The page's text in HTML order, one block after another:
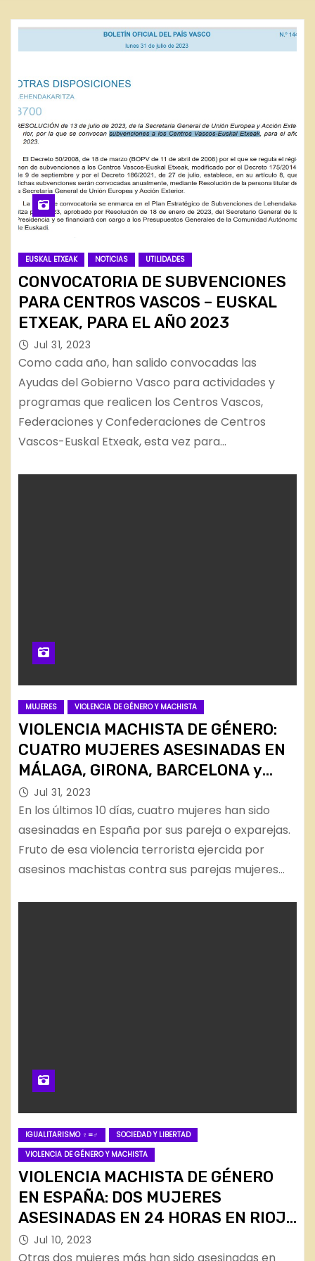
EUSKAL ETXEAK NOTICIAS UTILIDADES
CONVOCATORIA DE SUBVENCIONES
PARA CENTROS VASCOS – EUSKAL
ETXEAK, PARA EL AÑO 2023
Jul 31, 2023
Como cada año, han salido convocadas las
Ayudas del Gobierno Vasco para actividades y
programas que realicen los Centros Vascos,
Federaciones y Confederaciones de Centros
Vascos-Euskal Etxeak, esta vez para…
MUJERES VIOLENCIA DE GÉNERO Y MACHISTA
VIOLENCIA MACHISTA DE GÉNERO:
CUATRO MUJERES ASESINADAS EN
MÁLAGA, GIRONA, BARCELONA y
SEVILLA
Jul 31, 2023
En los últimos 10 días, cuatro mujeres han sido
asesinadas en España por sus pareja o exparejas.
Fruto de esa violencia terrorista ejercida por
asesinos machistas contra sus parejas mujeres…
IGUALITARISMO ♀=♂
SOCIEDAD Y LIBERTAD
VIOLENCIA DE GÉNERO Y MACHISTA
VIOLENCIA MACHISTA DE GÉNERO
EN ESPAÑA: DOS MUJERES
ASESINADAS EN 24 HORAS EN RIOJA
Y VALENCIA.
Jul 10, 2023